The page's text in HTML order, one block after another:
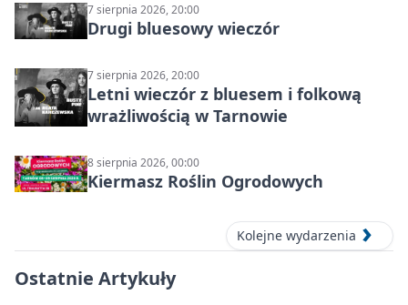
7 sierpnia 2026, 20:00
Drugi bluesowy wieczór
7 sierpnia 2026, 20:00
Letni wieczór z bluesem i folkową
wrażliwością w Tarnowie
8 sierpnia 2026, 00:00
Kiermasz Roślin Ogrodowych
Kolejne wydarzenia
Ostatnie Artykuły